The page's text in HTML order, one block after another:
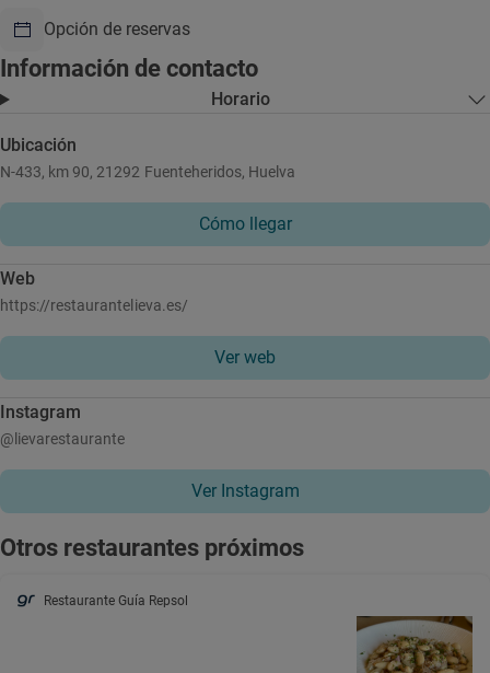
Opción de reservas
Información de contacto
Horario
Ubicación
N-433, km 90, 21292 Fuenteheridos, Huelva
Cómo llegar
Web
https://restaurantelieva.es/
Ver web
Instagram
@lievarestaurante
Ver Instagram
Otros restaurantes próximos
Restaurante Guía Repsol